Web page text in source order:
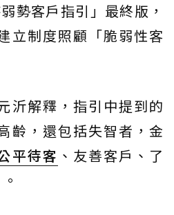
勢客戶指引」最終版，
立制度照顧「脆弱性客
沂解釋，指引中提到的
齡，還包括失智者，金
平待客 、友善客戶、了